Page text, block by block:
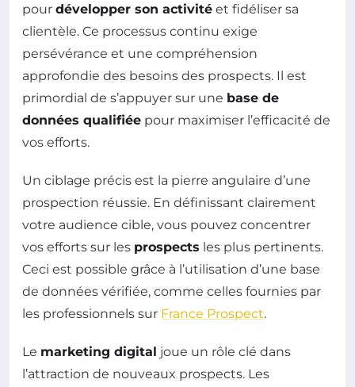
pour développer son activité et fidéliser sa
clientèle. Ce processus continu exige
persévérance et une compréhension
approfondie des besoins des prospects. Il est
primordial de s’appuyer sur une base de
données qualifiée pour maximiser l’efficacité de
vos efforts.
Un ciblage précis est la pierre angulaire d’une
prospection réussie. En définissant clairement
votre audience cible, vous pouvez concentrer
vos efforts sur les prospects les plus pertinents.
Ceci est possible grâce à l’utilisation d’une base
de données vérifiée, comme celles fournies par
les professionnels sur France Prospect.
Le marketing digital joue un rôle clé dans
l’attraction de nouveaux prospects. Les